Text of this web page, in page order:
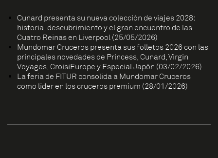
Cunard presenta su nueva colección de viajes 2028:
historia, descubrimiento y el gran encuentro de las
Cuatro Reinas en Liverpool (25/05/2026)
Mundomar Cruceros presenta sus folletos 2026 con las
principales novedades de Princess, Cunard, Virgin
Voyages, CroisiEurope y Especial Japón (03/02/2026)
La feria de FITUR consolida a Mundomar Cruceros
como líder en los cruceros premium (28/01/2026)